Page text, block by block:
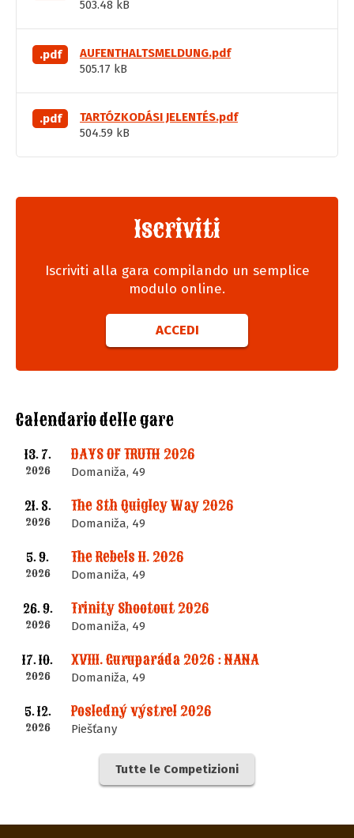
503.48 kB
.pdf
AUFENTHALTSMELDUNG.pdf
505.17 kB
.pdf
TARTÓZKODÁSI JELENTÉS.pdf
504.59 kB
Iscriviti
Iscriviti alla gara compilando un semplice
modulo online.
ACCEDI
Calendario delle gare
13. 7.
2026
DAYS OF TRUTH 2026
Domaniža, 49
21. 8.
2026
The 8th Quigley Way 2026
Domaniža, 49
5. 9.
2026
The Rebels II. 2026
Domaniža, 49
26. 9.
2026
Trinity Shootout 2026
Domaniža, 49
17. 10.
2026
XVIII. Guruparáda 2026 : NANA
Domaniža, 49
5. 12.
2026
Posledný výstrel 2026
Piešťany
Tutte le Competizioni